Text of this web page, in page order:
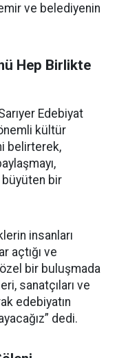
ve belediyenin
Hep Birlikte
Edebiyat
kültür
belirterek,
bir
insanları
açtığı ve
bir buluşmada
sanatçıları ve
edebiyatın
dedi.